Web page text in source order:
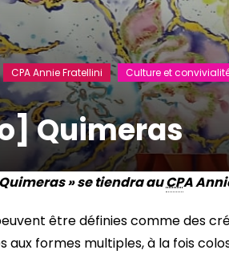
CPA Annie Fratellini Culture et
Quimeras
» se tiendra auCPA
être définies comme des
aux formes multiples, à la fois